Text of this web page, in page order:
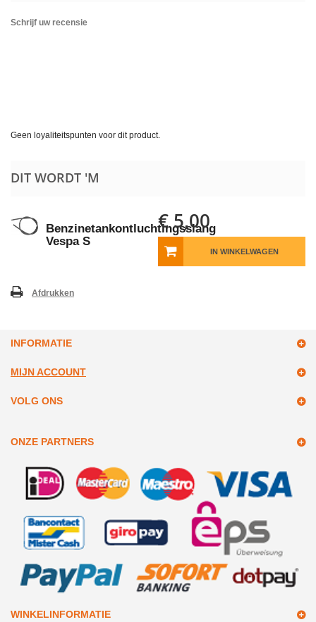
Schrijf uw recensie
Geen loyaliteitspunten voor dit product.
DIT WORDT 'M
Benzinetankontluchtingsslang
Vespa S
€ 5,00
IN WINKELWAGEN
Afdrukken
INFORMATIE
MIJN ACCOUNT
VOLG ONS
ONZE PARTNERS
WINKELINFORMATIE